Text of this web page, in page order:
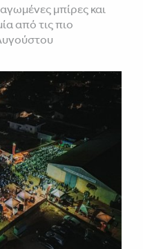
μπίρες και
από τις πιο